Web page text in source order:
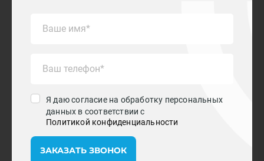
Я даю согласие на обработку персональных
данных в соответствии с
Политикой конфиденциальности
ЗАКАЗАТЬ ЗВОНОК